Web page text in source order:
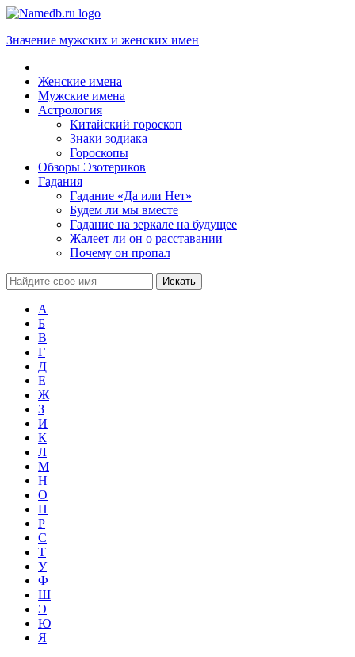
Значение мужских и женских имен
Женские имена
Мужские имена
Астрология
Китайский гороскоп
Знаки зодиака
Гороскопы
Обзоры Эзотериков
Гадания
Гадание «Да или Нет»
Будем ли мы вместе
Гадание на зеркале на будущее
Жалеет ли он о расставании
Почему он пропал
А
Б
В
Г
Д
Е
Ж
З
И
К
Л
М
Н
О
П
Р
С
Т
У
Ф
Ш
Э
Ю
Я